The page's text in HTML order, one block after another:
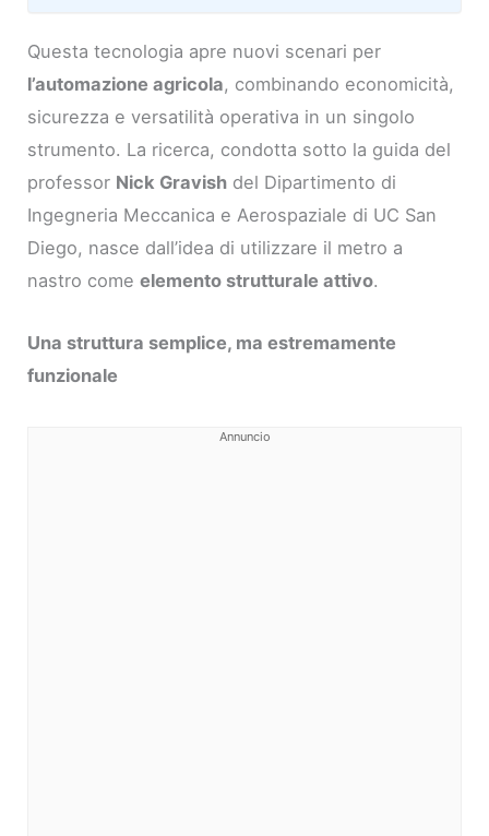
Questa tecnologia apre nuovi scenari per
l’automazione agricola, combinando economicità,
sicurezza e versatilità operativa in un singolo
strumento. La ricerca, condotta sotto la guida del
professor Nick Gravish del Dipartimento di
Ingegneria Meccanica e Aerospaziale di UC San
Diego, nasce dall’idea di utilizzare il metro a
nastro comeelemento strutturale attivo.
Una struttura semplice, ma estremamente
funzionale
Annuncio